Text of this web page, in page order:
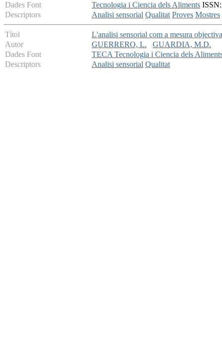
Dades Font
Tecnologia i Ciencia dels Aliments
Descriptors
Analisi sensorial Qualitat Proves Mostres
Títol
L'analisi sensorial com a mesura
Autor
GUERRERO, L.
GUARDIA, M.D.
Dades Font
TECA Tecnologia i Ciencia dels
Descriptors
Analisi sensorial Qualitat